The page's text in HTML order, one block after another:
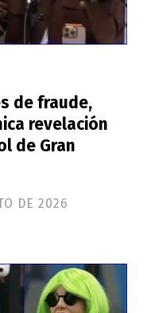
de fraude,
revelación
de Gran
DE 2026